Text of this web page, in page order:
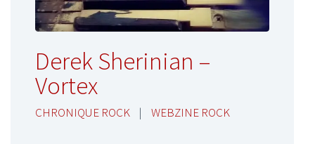
Derek Sherinian –
Vortex
CHRONIQUE ROCK | WEBZINE ROCK